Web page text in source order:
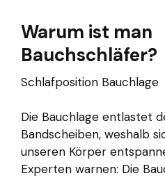
Warum ist man
Bauchschläfer?
Schlafposition Bauchlage
Die Bauchlage entlastet
Bandscheiben, weshalb
unseren Körper
Experten warnen: Die